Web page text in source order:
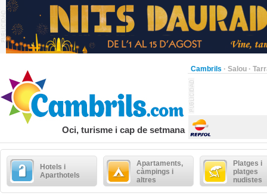
Cambrils · Salou ·
Oci, turisme i cap de setmana
Hotels i
Aparthotels
Apartaments,
càmpings i
altres
Platges i
platges
nudistes